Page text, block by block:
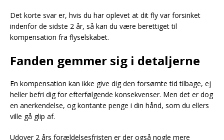
Det korte svar er, hvis du har oplevet at dit fly var forsinket
indenfor de sidste 2 år, så kan du være berettiget til
kompensation fra flyselskabet.
Fanden gemmer sig i detaljerne
En kompensation kan ikke give dig den forsømte tid tilbage, ej
heller befri dig for efterfølgende konsekvenser. Men det er dog
en anerkendelse, og kontante penge i din hånd, som du ellers
ville gå glip af.
Udover 2 års forældelsesfristen er der også nogle mere